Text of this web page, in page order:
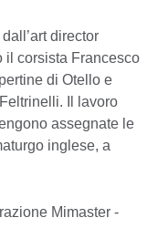
director
il corsista Francesco
di Otello e
Il lavoro
assegnate le
inglese, a
Mimaster -